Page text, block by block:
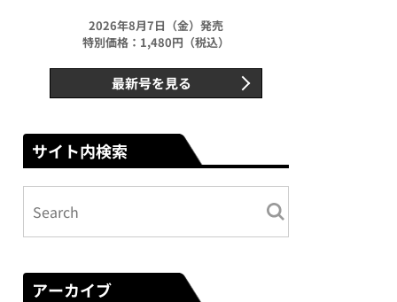
2026年8月7日（金）発売
特別価格：1,480円（税込）
最新号を見る
サイト内検索
アーカイブ